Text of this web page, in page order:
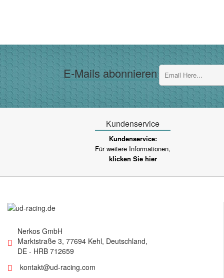
E-Mails abonnieren
Kundenservice
Kundenservice:
Für weitere Informationen,
klicken Sie hier
Nerkos GmbH
Marktstraße 3, 77694 Kehl, Deutschland,
DE - HRB 712659
kontakt@ud-racing.com